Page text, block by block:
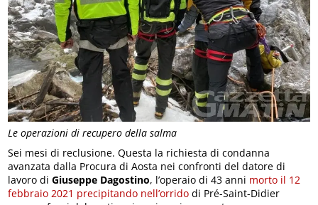
Le operazioni di recupero della salma
Sei mesi di reclusione. Questa la richiesta di condanna
avanzata dalla Procura di Aosta nei confronti del datore di
lavoro diGiuseppe Dagostino, l’operaio di 43 anni morto il 12
febbraio 2021 precipitando nell’orrido di Pré-Saint-Didier